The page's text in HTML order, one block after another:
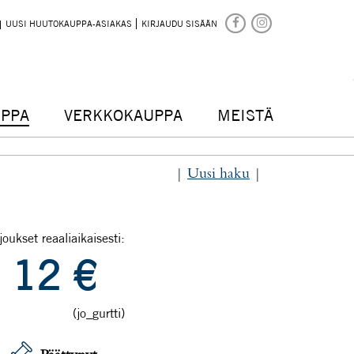
UUSI HUUTOKAUPPA-ASIAKAS KIRJAUDU SISÄÄN
VERKKOKAUPPA MEISTÄ
Uusi haku
reaaliaikaisesti:
12 €
(jo_gurtti)